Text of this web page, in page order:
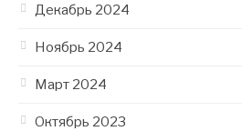
Декабрь 2024
Ноябрь 2024
Март 2024
Октябрь 2023